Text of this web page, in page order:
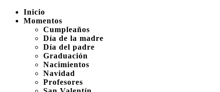
Inicio
Momentos
Cumpleaños
Día de la madre
Día del padre
Graduación
Nacimientos
Navidad
Profesores